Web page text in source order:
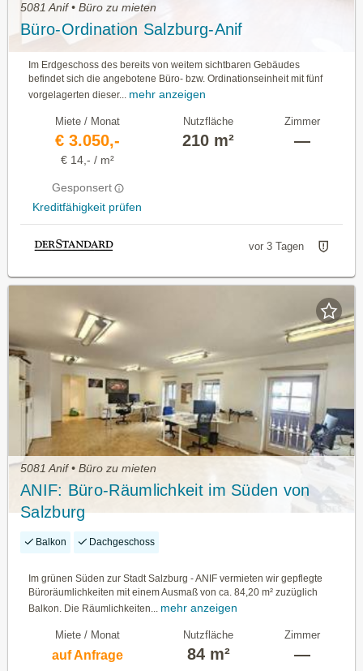
5081 Anif • Büro zu mieten
Büro-Ordination Salzburg-Anif
Im Erdgeschoss des bereits von weitem sichtbaren Ge­bäudes
befindet sich die angebotene Büro- bzw. Ordi­nationseinheit mit fünf
vorgelagerten dieser... mehr anzeigen
Miete / Monat
€ 3.050,-
€ 14,- / m²
Gesponsert
Kreditfähigkeit prüfen
Nutzfläche
210 m²
Zimmer
—
vor 3 Tagen
5081 Anif • Büro zu mieten
ANIF: Büro-Räumlichkeit im Süden von
Salzburg
Balkon Dachgeschoss
Im grünen Süden zur Stadt Salzburg - ANIF vermieten wir gepflegte
Büroräumlichkeiten mit einem Ausmaß von ca. 84,20 m² zuzüglich
Balkon. Die Räumlichkeiten... mehr anzeigen
Miete / Monat
auf Anfrage
Nutzfläche
84 m²
Zimmer
—